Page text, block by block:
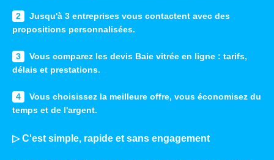
2
Jusqu'à 3 entreprises vous contactent avec des
propositions personnalisées.
3
Vous comparez les devis Baie vitrée en ligne : tarifs,
délais et prestations.
4
Vous choisissez la meilleure offre, vous économisez du
temps et de l'argent.
▷ C'est simple, rapide et sans engagement